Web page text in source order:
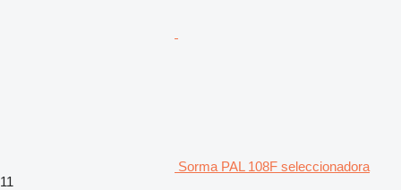
Sorma PAL 108F seleccionadora
11